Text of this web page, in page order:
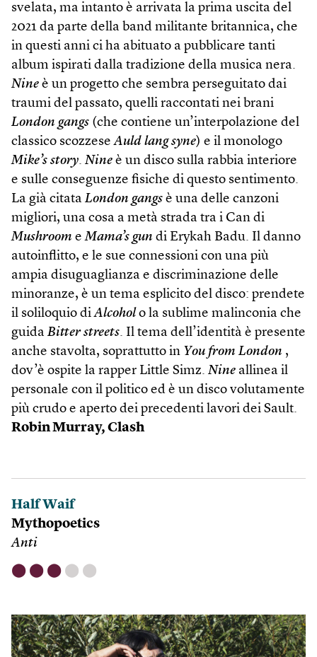
svelata, ma intanto è arrivata la prima uscita del
2021 da parte della band militante britannica, che
in questi anni ci ha abituato a pubblicare tanti
album ispirati dalla tradizione della musica nera.
Nine è un progetto che sembra perseguitato dai
traumi del passato, quelli raccontati nei brani
London gangs (che contiene un’interpolazione del
classico scozzeseAuld lang syne) e il monologo
Mike’s story. Nine è un disco sulla rabbia interiore
e sulle conseguenze fisiche di questo sentimento.
La già citata London gangs è una delle canzoni
migliori, una cosa a metà strada tra i Can di
Mushroom eMama’s gun di Erykah Badu. Il danno
autoinflitto, e le sue connessioni con una più
ampia disuguaglianza e discriminazione delle
minoranze, è un tema esplicito del disco: prendete
il soliloquio diAlcohol o la sublime malinconia che
guida Bitter streets. Il tema dell’identità è presente
anche stavolta, soprattutto in You from London ,
dov’è ospite la rapper Little Simz. Nine allinea il
personale con il politico ed è un disco volutamente
più crudo e aperto dei precedenti lavori dei Sault.
Robin Murray, Clash
Half Waif
Mythopoetics
Anti
⬤ ⬤ ⬤ ⬤ ⬤